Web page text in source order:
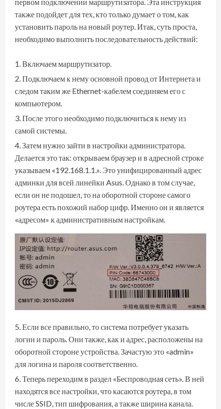
также подойдет для тех, кто только думает о том, как
установить пароль на новый роутер. Итак, суть проста,
необходимо выполнить последовательность действий:
Включаем маршрутизатор.
Подключаем к нему основной провод от Интернета и
следом таким же Ethernet-кабелем соединяем его с
компьютером.
После этого необходимо подключиться к нему из
самой системы.
Затем нужно зайти в настройки администратора.
Делается это так: открываем браузер и в адресной строке
указываем «192.168.1.1.». Это унифицированный адрес
админки для всей линейки Asus. Однако в том случае,
если он не подошел, то на оборотной стороне самого
роутера есть похожий набор цифр. Именно он и является
«адресом» к административным настройкам.
Если все правильно, то система потребует указать
логин и пароль. Они также, как и адрес, расположены на
оборотной стороне устройства. Зачастую это «admin»
для логина и пароля соответственно.
Теперь переходим в раздел «Беспроводная сеть». В ней
находятся все настройки, что касаются роутера, в том
числе SSID, тип шифрования, а также ширина канала.